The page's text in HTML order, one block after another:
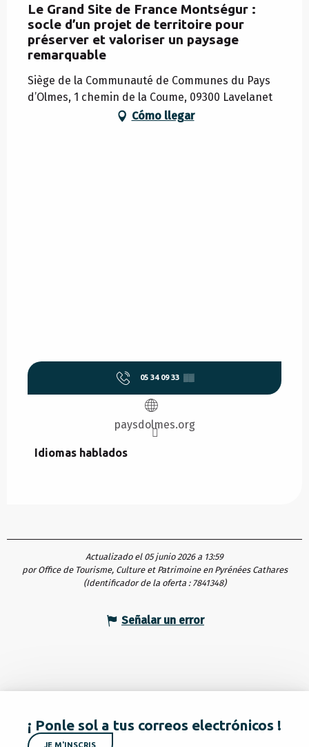
Le Grand Site de France Montségur :
socle d’un projet de territoire pour
préserver et valoriser un paysage
remarquable
Siège de la Communauté de Communes du Pays
d’Olmes, 1 chemin de la Coume, 09300 Lavelanet
Cómo llegar
05 34 09 33 ▒▒
paysdolmes.org
Idiomas hablados
Idiomas hablados
Actualizado el 05 junio 2026 a 13:59
por Office de Tourisme, Culture et Patrimoine en Pyrénées Cathares
(Identificador de la oferta : 7841348)
Señalar un error
¡ Ponle sol a tus correos electrónicos !
JE M'INSCRIS